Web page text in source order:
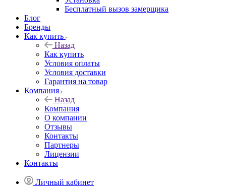
Бесплатный вызов замерщика
Блог
Бренды
Как купить
Назад
Как купить
Условия оплаты
Условия доставки
Гарантия на товар
Компания
Назад
Компания
О компании
Отзывы
Контакты
Партнеры
Лицензии
Контакты
Личный кабинет